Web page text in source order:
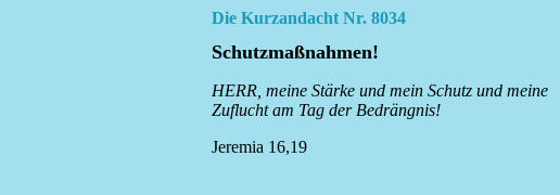
Die Kurzandacht Nr. 8034
Schutzmaßnahmen!
HERR, meine Stärke und mein Schutz und meine
Zuflucht am Tag der Bedrängnis!
Jeremia 16,19